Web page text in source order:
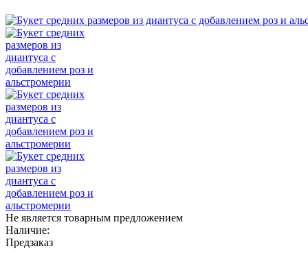
Не является товарным предложением
Наличие:
Предзаказ